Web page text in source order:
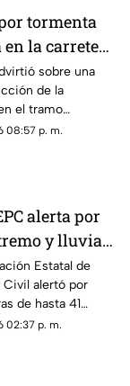
tormenta
la carretera
piden evitar
sobre una
de la
el tramo
08:57 p. m.
alerta por
y lluvias
parte de
Estatal de
alertó por
de hasta 41
norte y centro-sur
02:37 p. m.